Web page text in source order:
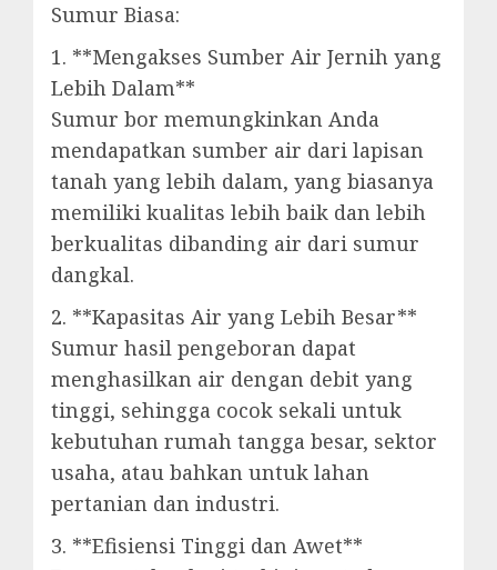
Sumur Biasa:
1. **Mengakses Sumber Air Jernih yang
Lebih Dalam**
Sumur bor memungkinkan Anda
mendapatkan sumber air dari lapisan
tanah yang lebih dalam, yang biasanya
memiliki kualitas lebih baik dan lebih
berkualitas dibanding air dari sumur
dangkal.
2. **Kapasitas Air yang Lebih Besar**
Sumur hasil pengeboran dapat
menghasilkan air dengan debit yang
tinggi, sehingga cocok sekali untuk
kebutuhan rumah tangga besar, sektor
usaha, atau bahkan untuk lahan
pertanian dan industri.
3. **Efisiensi Tinggi dan Awet**